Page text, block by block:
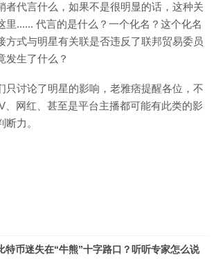
者代言什么，如果不是很明显的话，这种关
里...... 代言的是什么？一个化名？这个化名
方式与明星有关联是否违反了联邦贸易委员
发生了什么？
只讨论了明星的影响，老雅痞提醒各位，不
、网红、甚至是平台主播都可能有此类的影
力。
特币迷失在“牛熊”十字路口？听听专家怎么说